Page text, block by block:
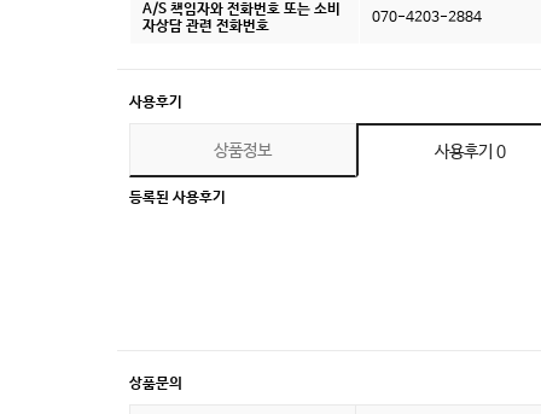
A/S 책임자와 전화번호 또는 소비
자상담 관련 전화번호
070-4203-2884
사용후기
상품정보 사용후기 0
등록된 사용후기
상품문의